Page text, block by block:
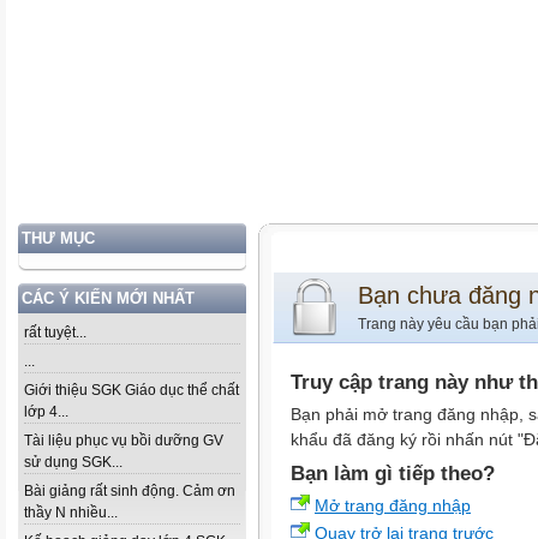
THƯ MỤC
CÁC Ý KIẾN MỚI NHẤT
rất tuyệt...
...
Giới thiệu SGK Giáo dục thể chất
lớp 4...
Tài liệu phục vụ bồi dưỡng GV
sử dụng SGK...
Bài giảng rất sinh động. Cảm ơn
thầy N nhiều...
Bạn chưa đăng
Trang này yêu cầu bạn
Truy cập trang này như
Bạn phải mở trang đăng nhập,
khẩu đã đăng ký rồi nhấn nút
Bạn làm gì tiếp theo?
Mở trang đăng nhập
Quay trở lại trang trước